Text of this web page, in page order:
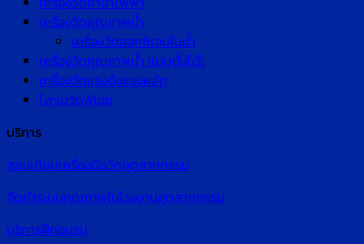
เครื่องวัดคุณภาพน้ำ
เครื่องวัดออกซิเจนในน้ำ
เครื่องวัดคุณภาพน้ำ แบบตั้งโต๊ะ
เครื่องวัดแรงดึงแรงผลัก
โพรบวัดพีเอช
บริการ
สอบเทียบเครื่องมือวัดอุตสาหกรรม
จัดทำระบบคุณภาพในโรงงานอุตสาหกรรม
บริการฝึกอบรม